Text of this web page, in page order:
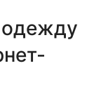
одежду